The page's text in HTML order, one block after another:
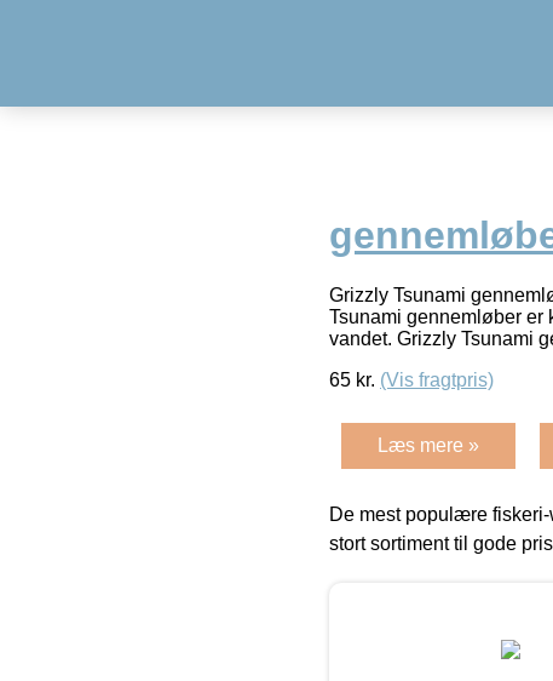
Grizzly Tsunami
Tsunami gennemløber er
vandet. Grizzly Tsunami
65 kr. (Vis fragtpris)
Læs mere »
De mest populære
stort sortiment til gode